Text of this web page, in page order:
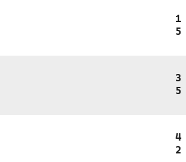
1
5
3
5
4
2